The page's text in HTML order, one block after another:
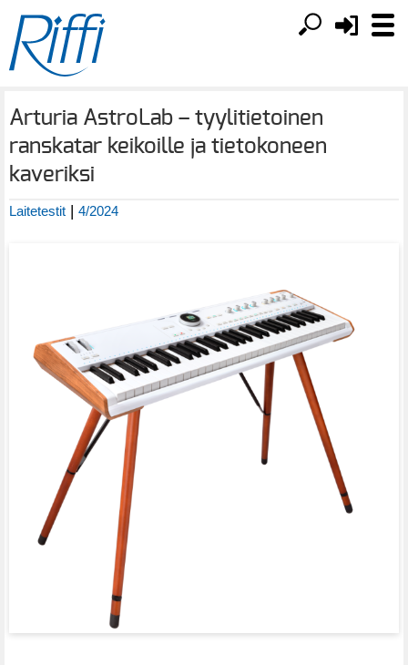
Arturia AstroLab – tyylitietoinen
ranskatar keikoille ja tietokoneen
kaveriksi
Laitetestit | 4/2024